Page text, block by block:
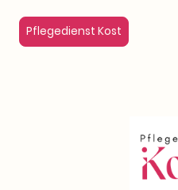
Pflegedienst Kost